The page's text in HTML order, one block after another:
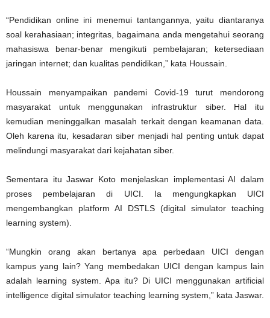
“Pendidikan online ini menemui tantangannya, yaitu diantaranya
soal kerahasiaan; integritas, bagaimana anda mengetahui seorang
mahasiswa benar-benar mengikuti pembelajaran; ketersediaan
jaringan internet; dan kualitas pendidikan,” kata Houssain.
Houssain menyampaikan pandemi Covid-19 turut mendorong
masyarakat untuk menggunakan infrastruktur siber. Hal itu
kemudian meninggalkan masalah terkait dengan keamanan data.
Oleh karena itu, kesadaran siber menjadi hal penting untuk dapat
melindungi masyarakat dari kejahatan siber.
Sementara itu Jaswar Koto menjelaskan implementasi AI dalam
proses pembelajaran di UICI. Ia mengungkapkan UICI
mengembangkan platform AI DSTLS (digital simulator teaching
learning system).
“Mungkin orang akan bertanya apa perbedaan UICI dengan
kampus yang lain? Yang membedakan UICI dengan kampus lain
adalah learning system. Apa itu? Di UICI menggunakan artificial
intelligence digital simulator teaching learning system,” kata Jaswar.